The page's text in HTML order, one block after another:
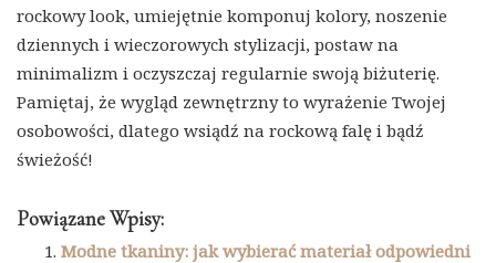
rockowy look, umiejętnie komponuj kolory, noszenie
dziennych i wieczorowych stylizacji, postaw na
minimalizm i oczyszczaj regularnie swoją biżuterię.
Pamiętaj, że wygląd zewnętrzny to wyrażenie Twojej
osobowości, dlatego wsiądź na rockową falę i bądź
świeżość!
Powiązane Wpisy:
Modne tkaniny: jak wybierać materiał odpowiedni